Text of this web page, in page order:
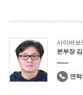
사이버보
본부장
연락